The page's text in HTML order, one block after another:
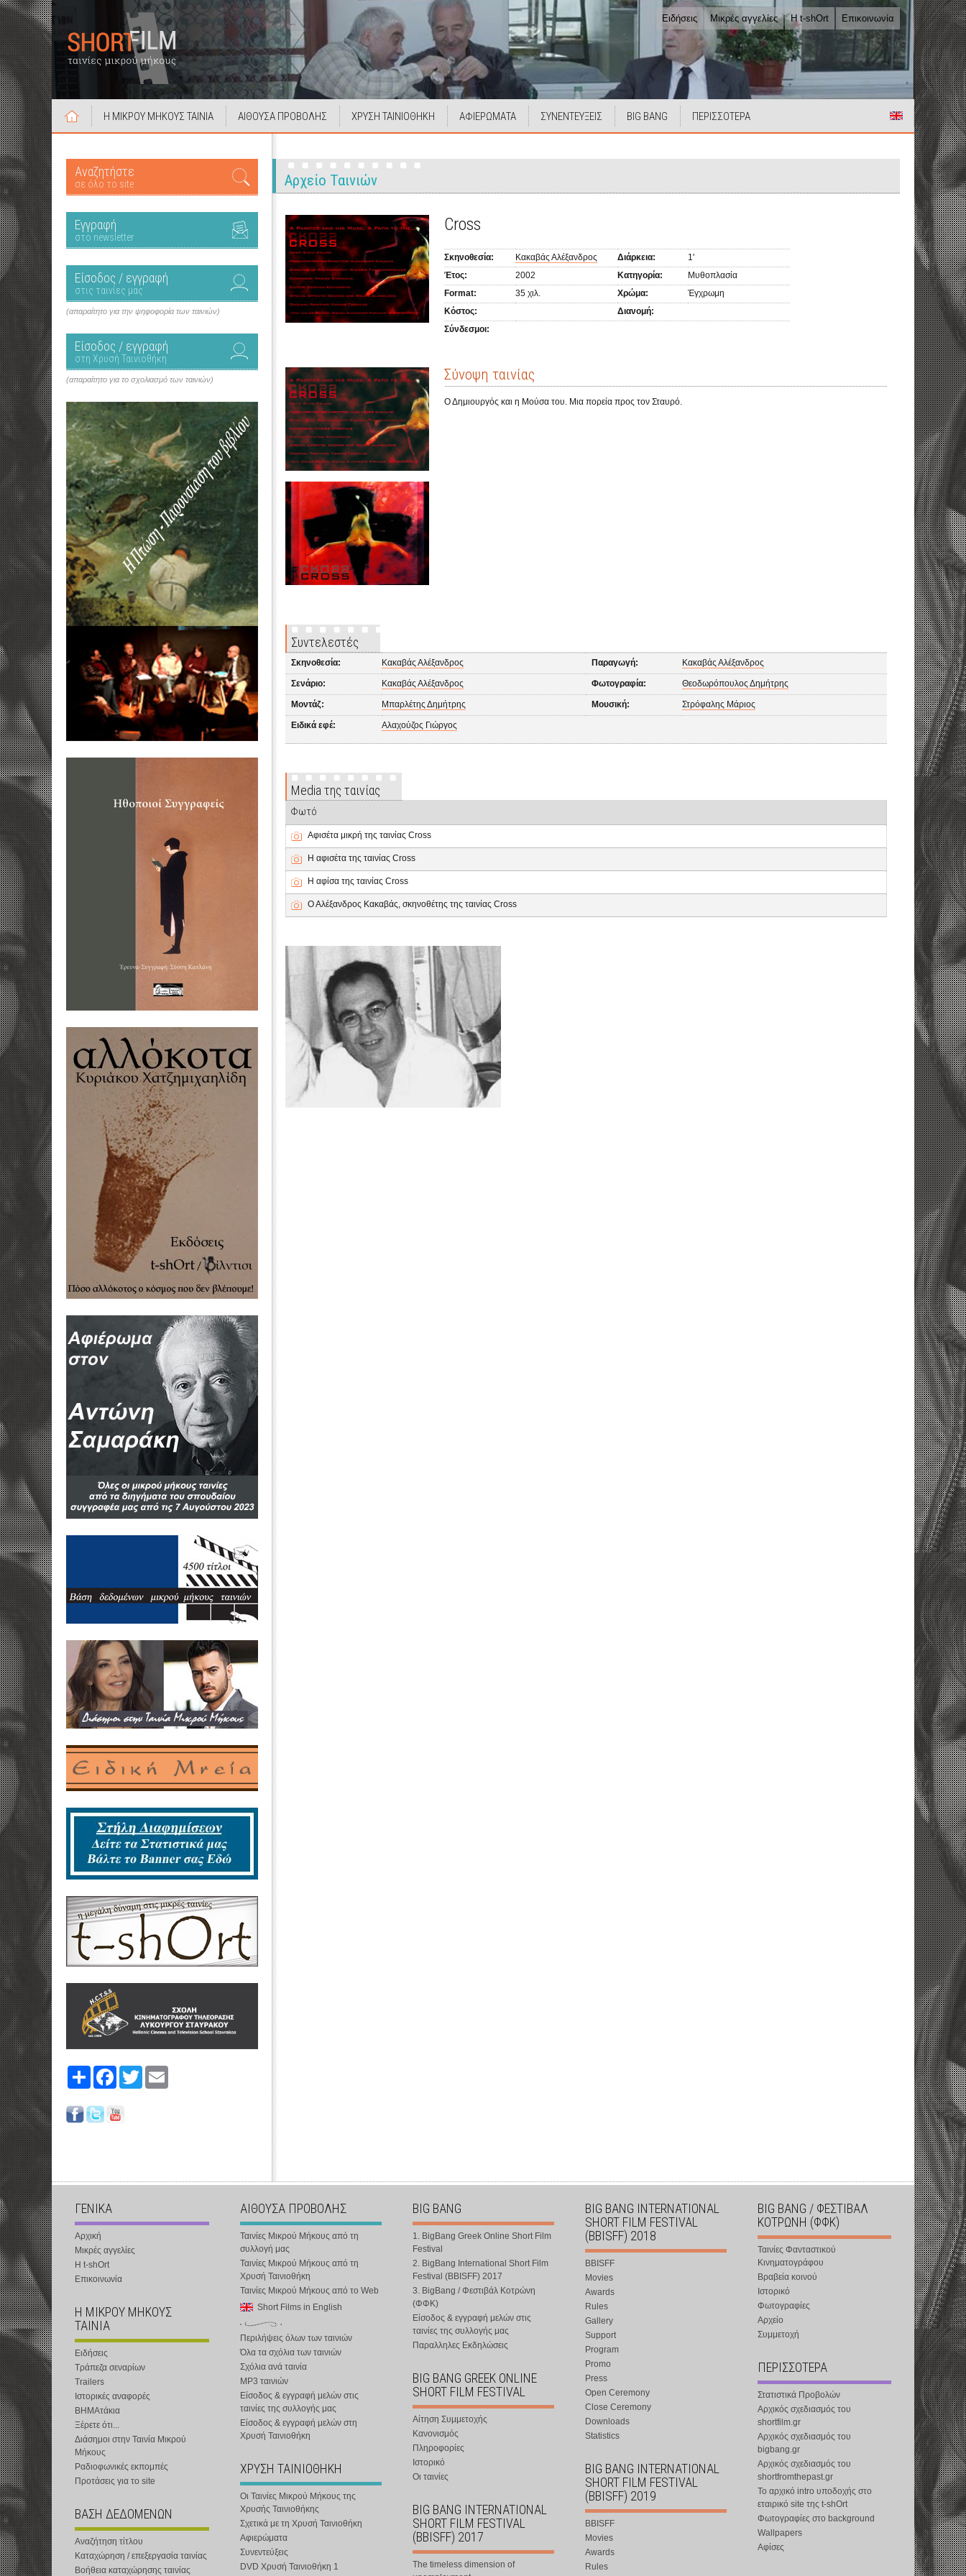
Ειδήσεις Μικρές αγγελίες Η t-shOrt Επικοινωνία
Η ΜΙΚΡΟΥ ΜΗΚΟΥΣ ΤΑΙΝΙΑ ΑΙΘΟΥΣΑ ΠΡΟΒΟΛΗΣ ΧΡΥΣΗ ΤΑΙΝΙΟΘΗΚΗ ΑΦΙΕΡΩΜΑΤΑ ΣΥΝΕΝΤΕΥΞΕΙΣ BIG BANG ΠΕΡΙΣΣΟΤΕΡΑ
Αναζητήστε
σε όλο το site
Εγγραφή
στο newsletter
Είσοδος / εγγραφή
στις ταινίες μας
(απαραίτητο για την ψηφοφορία των ταινιών)
Είσοδος / εγγραφή
στη Χρυσή Ταινιοθήκη
(απαραίτητο για το σχολιασμό των ταινιών)
Share FacebookTwitter
Αρχείο Ταινιών
Cross
Σκηνοθεσία: Κακαβάς Αλέξανδρος Διάρκεια:
1'
Έτος:
2002 Κατηγορία:
Μυθοπλασία
Format:
35 χιλ. Χρώμα:
Έγχρωμη
Κόστος:
Διανομή:
Σύνδεσμοι:
Σύνοψη ταινίας
Ο Δημιουργός και η Μούσα του. Μια πορεία προς τον Σταυρό.
Συντελεστές
Σκηνοθεσία: Κακαβάς Αλέξανδρος Παραγωγή: Κακαβάς Αλέξανδρος
Σενάριο: Κακαβάς Αλέξανδρος Φωτογραφία: Θεοδωρόπουλος Δημήτρης
Μοντάζ: Μπαρλέτης Δημήτρης Μουσική: Στρόφαλης Μάριος
Ειδικά εφέ: Αλαχούζος Γιώργος
Media της ταινίας
Φωτό
Αφισέτα μικρή της ταινίας Cross
Η αφισέτα της ταινίας Cross
Η αφίσα της ταινίας Cross
Ο Αλέξανδρος Κακαβάς, σκηνοθέτης της ταινίας Cross
ΓΕΝΙΚΑ
Αρχική
Μικρές αγγελίες
Η t-shOrt
Επικοινωνία
Η ΜΙΚΡΟΥ ΜΗΚΟΥΣ
ΤΑΙΝΙΑ
Ειδήσεις
Τράπεζα σεναρίων
Trailers
Ιστορικές αναφορές
ΒΗΜΑτάκια
Ξέρετε ότι...
Διάσημοι στην Ταινία Μικρού
Μήκους
Ραδιοφωνικές εκπομπές
Προτάσεις για το site
ΒΑΣΗ ΔΕΔΟΜΕΝΩΝ
Αναζήτηση τίτλου
Καταχώρηση / επεξεργασία ταινίας
Βοήθεια καταχώρησης ταινίας
ΑΙΘΟΥΣΑ ΠΡΟΒΟΛΗΣ
Ταινίες Μικρού Μήκους από τη
συλλογή μας
Ταινίες Μικρού Μήκους από τη
Χρυσή Ταινιοθήκη
Ταινίες Μικρού Μήκους από το Web
Short Films in English
Περιλήψεις όλων των ταινιών
Όλα τα σχόλια των ταινιών
Σχόλια ανά ταινία
MP3 ταινιών
Είσοδος & εγγραφή μελών στις
ταινίες της συλλογής μας
Είσοδος & εγγραφή μελών στη
Χρυσή Ταινιοθήκη
ΧΡΥΣΗ ΤΑΙΝΙΟΘΗΚΗ
Οι Ταινίες Μικρού Μήκους της
Χρυσής Ταινιοθήκης
Σχετικά με τη Χρυσή Ταινιοθήκη
Αφιερώματα
Συνεντεύξεις
DVD Χρυσή Ταινιοθήκη 1
BIG BANG
1. BigBang Greek Online Short Film
Festival
2. BigBang International Short Film
Festival (BBISFF) 2017
3. BigBang / Φεστιβάλ Κοτρώνη
(ΦΦΚ)
Είσοδος & εγγραφή μελών στις
ταινίες της συλλογής μας
Παραλληλες Εκδηλώσεις
BIG BANG GREEK ONLINE
SHORT FILM FESTIVAL
Αίτηση Συμμετοχής
Κανονισμός
Πληροφορίες
Ιστορικό
Οι ταινίες
BIG BANG INTERNATIONAL
SHORT FILM FESTIVAL
(BBISFF) 2017
The timeless dimension of
BIG BANG INTERNATIONAL
SHORT FILM FESTIVAL
(BBISFF) 2018
BBISFF
Movies
Awards
Rules
Gallery
Support
Program
Promo
Press
Open Ceremony
Close Ceremony
Downloads
Statistics
BIG BANG INTERNATIONAL
SHORT FILM FESTIVAL
(BBISFF) 2019
BBISFF
Movies
Awards
Rules
BIG BANG / ΦΕΣΤΙΒΑΛ
ΚΟΤΡΩΝΗ (ΦΦΚ)
Ταινίες Φανταστικού
Κινηματογράφου
Βραβεία κοινού
Ιστορικό
Φωτογραφίες
Αρχείο
Συμμετοχή
ΠΕΡΙΣΣΟΤΕΡΑ
Στατιστικά Προβολών
Αρχικός σχεδιασμός του
shortfilm.gr
Αρχικός σχεδιασμός του
bigbang.gr
Αρχικός σχεδιασμός του
shortfromthepast.gr
Το αρχικό intro υποδοχής στο
εταιρικό site της t-shOrt
Φωτογραφίες στο background
Wallpapers
Αφίσες